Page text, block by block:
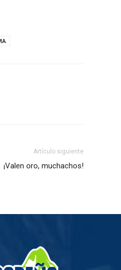
Artículo siguiente
¡Valen oro, muchachos!